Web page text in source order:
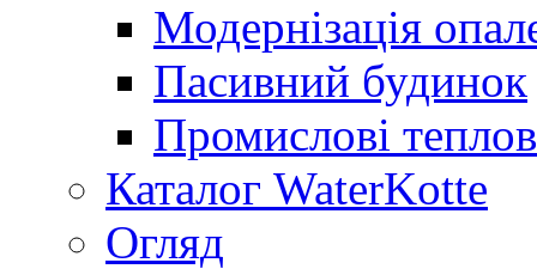
Модернізація
Пасивний будинок
Промислові
Каталог WaterKotte
Огляд